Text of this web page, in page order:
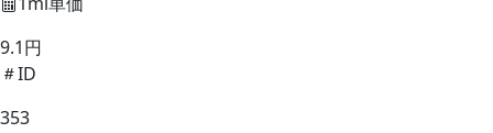
9.1円
ID
353